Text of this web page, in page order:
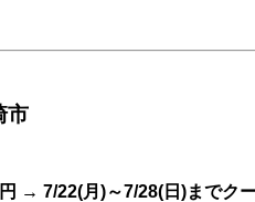
市
→ 7/22(月)～7/28(日)までク